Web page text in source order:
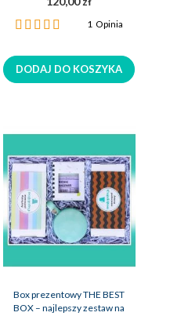
Ocena:
1Opinia
DODAJ DO KOSZYKA
Box prezentowy THE BEST
BOX – najlepszy zestaw na